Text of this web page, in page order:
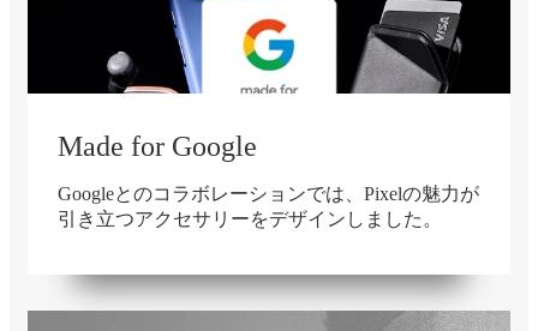
Made for Google
Googleとのコラボレーションでは、Pixelの魅力が
引き立つアクセサリーをデザインしました。